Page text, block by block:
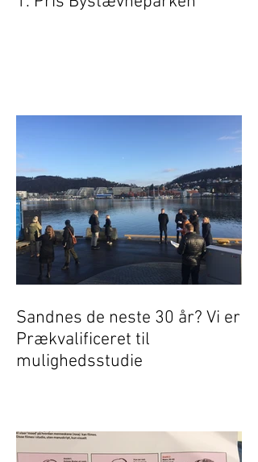
Sandnes de neste 30 år? Vi er
Prækvalificeret til
mulighedsstudie